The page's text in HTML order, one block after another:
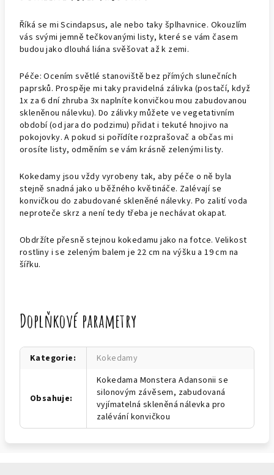
Říká se mi Scindapsus, ale nebo taky šplhavnice. Okouzlím
vás svými jemně tečkovanými listy, které se vám časem
budou jako dlouhá liána svěšovat až k zemi.
Péče: Ocením světlé stanoviště bez přímých slunečních
paprsků. Prospěje mi taky pravidelná zálivka (postačí, když
1x za 6 dní zhruba 3x naplníte konvičkou mou zabudovanou
skleněnou nálevku). Do zálivky můžete ve vegetativním
období (od jara do podzimu) přidat i tekuté hnojivo na
pokojovky. A pokud si pořídíte rozprašovač a občas mi
orosíte listy, odměním se vám krásně zelenými listy.
Kokedamy jsou vždy vyrobeny tak, aby péče o ně byla
stejně snadná jako u běžného květináče. Zalévají se
konvičkou do zabudované skleněné nálevky. Po zalití voda
neproteče skrz a není tedy třeba je nechávat okapat.
Obdržíte přesně stejnou kokedamu jako na fotce. Velikost
rostliny i se zeleným balem je 22 cm na výšku a 19 cm na
šířku.
Doplňkové parametry
Kategorie: Kokedamy
Obsahuje:
Kokedama Monstera Adansonii se
silonovým závěsem, zabudovaná
vyjímatelná skleněná nálevka pro
zalévání konvičkou